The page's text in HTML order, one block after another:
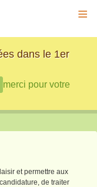
≡
dans le 1er
merci pour votre
et permettre aux
de traiter